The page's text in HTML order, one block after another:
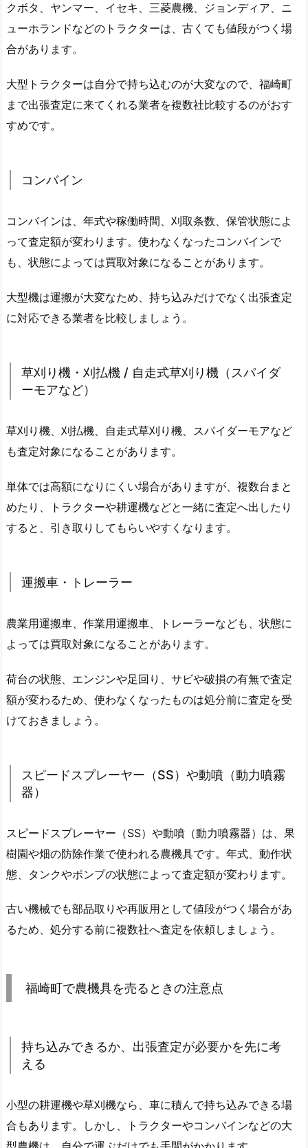
クボタ、ヤンマー、イセキ、三菱農機、ジョンディア、ニ
ューホランドなどのトラクターは、古くても値段がつく場
合があります。
大型トラクターは自分で持ち込むのが大変なので、福崎町
まで出張査定に来てくれる業者を複数社比較するのがおす
すめです。
コンバイン
コンバインは、年式や稼働時間、刈取条数、保管状態によ
って査定額が変わります。使わなくなったコンバインで
も、状態によっては買取対象になることがあります。
大型機は運搬が大変なため、持ち込みだけでなく出張査定
に対応できる業者を比較しましょう。
草刈り機・刈払機 / 自走式草刈り機（スパイダ
ーモアなど）
草刈り機、刈払機、自走式草刈り機、スパイダーモアなど
も査定対象になることがあります。
単体では高額になりにくい場合がありますが、複数台まと
めたり、トラクターや耕運機などと一緒に査定へ出したり
すると、引き取りしてもらいやすくなります。
運搬車・トレーラー
農業用運搬車、作業用運搬車、トレーラーなども、状態に
よっては買取対象になることがあります。
荷台の状態、エンジンや足回り、サビや破損の有無で査定
額が変わるため、使わなくなったものは処分前に査定を受
けておきましょう。
スピードスプレーヤー（SS）や動噴（動力噴霧
器）
スピードスプレーヤー（SS）や動噴（動力噴霧器）は、果
樹園や畑の防除作業で使われる農機具です。年式、動作状
態、タンクやポンプの状態によって査定額が変わります。
古い機械でも部品取りや再販用として値段がつく場合があ
るため、処分する前に複数社へ査定を依頼しましょう。
福崎町で農機具を売るときの注意点
持ち込みできるか、出張査定が必要かを先に考
える
小型の耕運機や草刈機なら、車に積んで持ち込みできる場
合もあります。しかし、トラクターやコンバインなどの大